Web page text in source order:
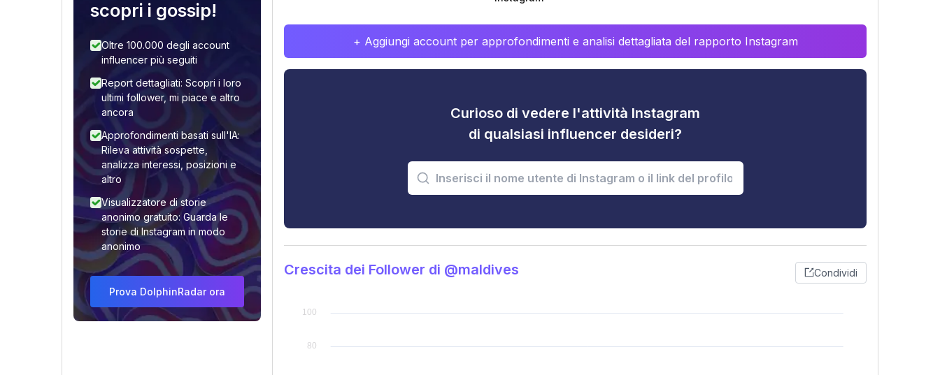
scopri i gossip!
Oltre 100.000 degli account
influencer più seguiti
Report dettagliati: Scopri i loro
ultimi follower, mi piace e altro
ancora
Approfondimenti basati sull'IA:
Rileva attività sospette,
analizza interessi, posizioni e
altro
Visualizzatore di storie
anonimo gratuito: Guarda le
storie di Instagram in modo
anonimo
Prova DolphinRadar ora
+ Aggiungi account per approfondimenti e analisi dettagliata del rapporto Instagram
Curioso di vedere l'attività Instagram
di qualsiasi influencer desideri?
Crescita dei Follower di @maldives Condividi